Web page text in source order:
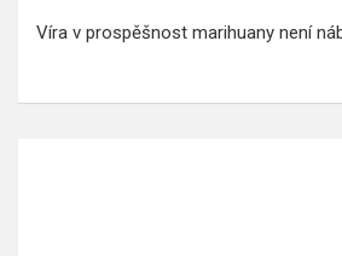
Víra v prospěšnost marihuany není